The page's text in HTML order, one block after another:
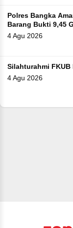
Polres Bangka
Barang Bukti 9,45
4 Agu 2026
Silahturahmi
4 Agu 2026